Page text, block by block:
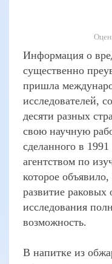
Информация о
существенно
пришла
исследователей,
десяти разных
свою научную
сделанного в
агентством по
которое
развитие
исследования
возможность.
В напитке из